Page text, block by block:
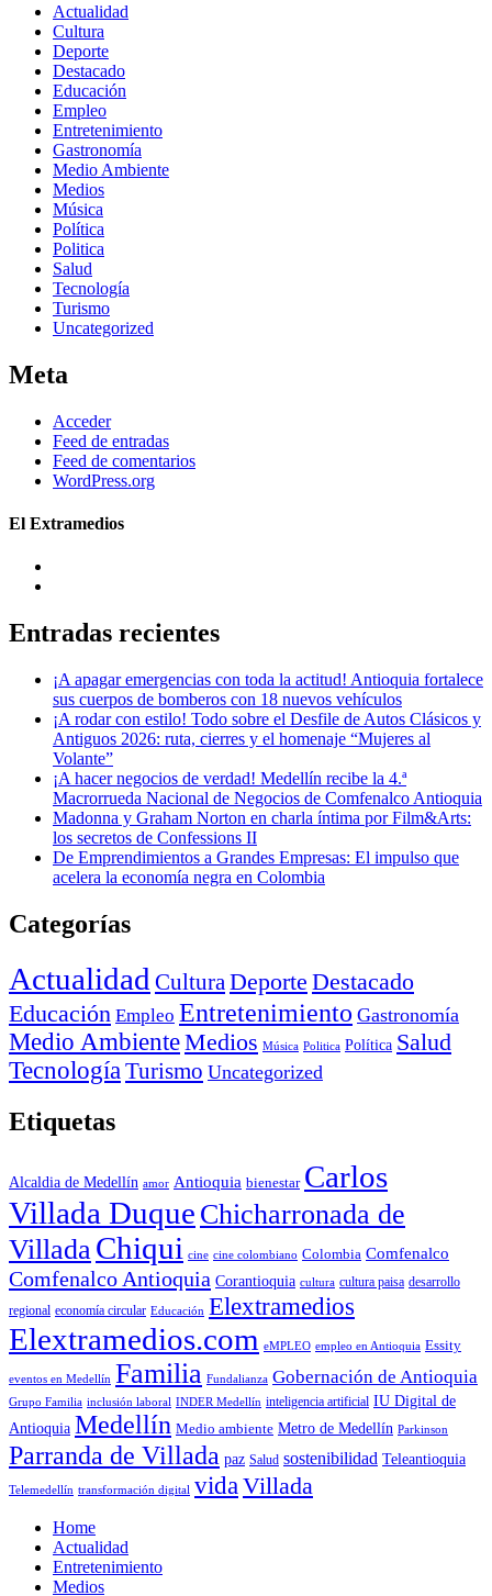
Actualidad
Cultura
Deporte
Destacado
Educación
Empleo
Entretenimiento
Gastronomía
Medio Ambiente
Medios
Música
Política
Politica
Salud
Tecnología
Turismo
Uncategorized
Meta
Acceder
Feed de entradas
Feed de comentarios
WordPress.org
El Extramedios
Entradas recientes
¡A apagar emergencias con toda la actitud! Antioquia fortalece
sus cuerpos de bomberos con 18 nuevos vehículos
¡A rodar con estilo! Todo sobre el Desfile de Autos Clásicos y
Antiguos 2026: ruta, cierres y el homenaje “Mujeres al
Volante”
¡A hacer negocios de verdad! Medellín recibe la 4.ª
Macrorrueda Nacional de Negocios de Comfenalco Antioquia
Madonna y Graham Norton en charla íntima por Film&Arts:
los secretos de Confessions II
De Emprendimientos a Grandes Empresas: El impulso que
acelera la economía negra en Colombia
Categorías
Actualidad CulturaDeporte Destacado
Educación Empleo Entretenimiento Gastronomía
Medio AmbienteMedios Música Politica Política Salud
Tecnología Turismo Uncategorized
Etiquetas
Alcaldia de Medellín amor Antioquia bienestar Carlos
Villada Duque Chicharronada de
Villada Chiqui cine cine colombiano Colombia Comfenalco
Comfenalco Antioquia Corantioquia cultura cultura paisa desarrollo
regional economía circular Educación Elextramedios
Elextramedios.com eMPLEO empleo en Antioquia Essity
eventos en Medellín Familia Fundalianza Gobernación de Antioquia
Grupo Familia inclusión laboral INDER Medellín inteligencia artificial IU Digital de
Antioquia Medellín Medio ambiente Metro de Medellín Parkinson
Parranda de Villada paz Salud sostenibilidad Teleantioquia
Telemedellín transformación digital vida Villada
Home
Actualidad
Entretenimiento
Medios